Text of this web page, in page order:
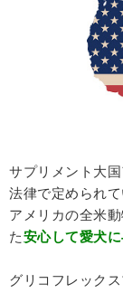
サプリメント大
法律で定められ
アメリカの全米
た安心して愛犬
グリコフレックス